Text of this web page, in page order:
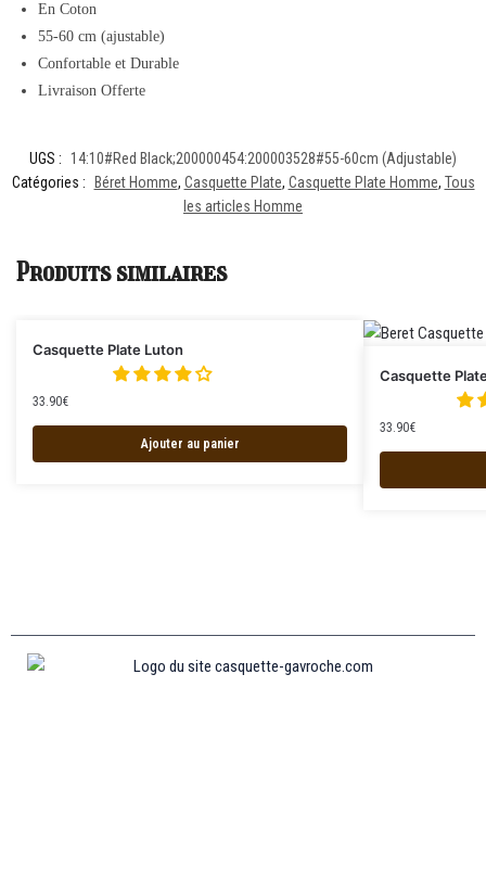
En Coton
55-60 cm (ajustable)
Confortable et Durable
Livraison Offerte
UGS :
14:10#Red Black;200000454:200003528#55-60cm (Adjustable)
Catégories :
Béret Homme, Casquette Plate, Casquette Plate Homme, Tous
les articles Homme
Produits similaires
Casquette Plate Luton
33.90€
Ajouter au panier
Casquette
33.90€